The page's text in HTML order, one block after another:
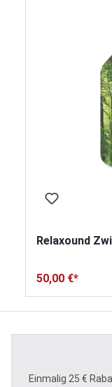
Relaxound
50,00 €*
Einmalig 25 €